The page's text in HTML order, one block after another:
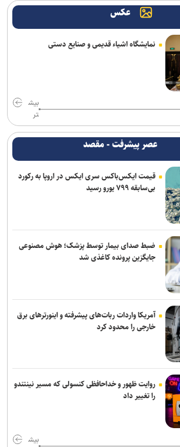
از دو تورنمنت بعد آغاز می‌شود/ برخورداری: قانون
فریدونی: دلیل بسته ماندن پنجره استقلال ۴ فسخ غیر موجه در دو سال
دارد خودش را تبرئه کند
امنیت ایران است/ تفاهم نامه ای میان وزاری
پیوست
مسئولیت سپاهان در لیگ برتر فرنگی: اولویت‌مان
نیست
در مورد طلبش از ذوب آهن و نگاه ویژه به تیم
روی دوش تارتار نشسته است/ عیار واقعی پرسپولیس
مشخص می‌شود
عکس
نمایشگاه اشیاء قدیمی و صنایع دستی
بیش
تر
عصر پیشرفت - مقصد
قیمت ایکس‌باکس سری ایکس در اروپا به رکورد
بی‌سابقه ۷۹۹ یورو رسید
ضبط صدای بیمار توسط پزشک؛ هوش مصنوعی
جایگزین پرونده کاغذی شد
آمریکا واردات ربات‌های پیشرفته و اینورترهای برق
خارجی را محدود کرد
روایت ظهور و خداحافظی کنسولی که مسیر نینتندو
را تغییر داد
بیش